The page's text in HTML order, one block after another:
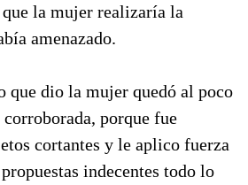
la mujer realizaría la
amenazado.
que dio la mujer quedó al poco
porque fue
cortantes y le aplico fuerza
indecentes todo lo